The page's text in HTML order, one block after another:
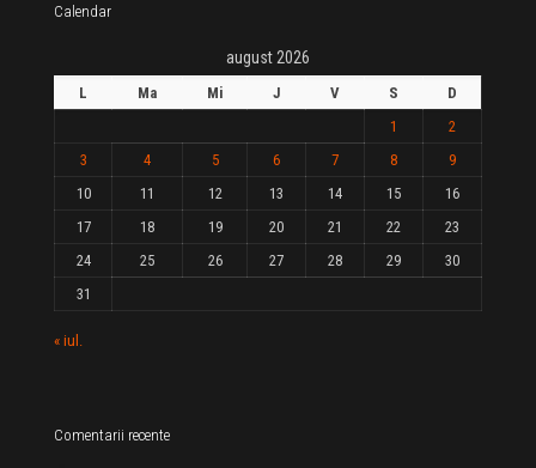
Calendar
august 2026
L Ma Mi J V S
D
1
2
3
4 5 6 7 8
9
10
11 12 13 14 15
16
17
18 19 20 21 22
23
24
25 26 27 28 29
30
31
« iul.
Comentarii recente